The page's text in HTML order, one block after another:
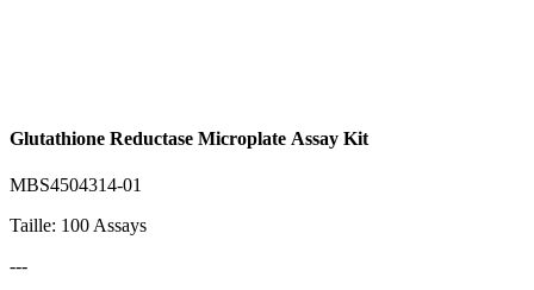
Glutathione Reductase Microplate Assay Kit
MBS4504314-01
Taille: 100 Assays
---